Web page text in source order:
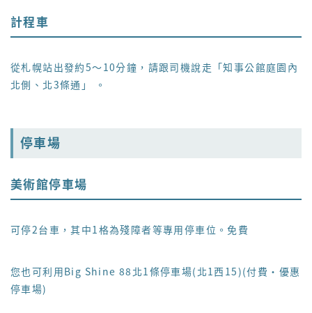
計程車
從札幌站出發約5～10分鐘，請跟司機說走「知事公館庭園內
北側、北3條通」 。
停車場
美術館停車場
可停2台車，其中1格為殘障者等專用停車位。免費
您也可利用Big Shine 88北1條停車場(北1西15)(付費・優惠
停車場)